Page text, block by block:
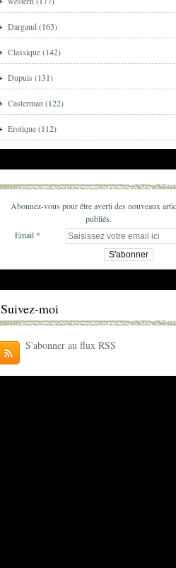
Dargaud (163)
Classique(142)
Dupuis (131)
Casterman (122)
Erotique(112)
Abonnez-vous pour être averti des nouveaux
publiés.
Email
Suivez-moi
S'abonner au flux RSS